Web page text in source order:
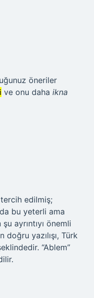
öneriler
ve onu daha ikna
edilmiş;
bu yeterli ama
ayrıntıyı önemli
yazılışı, Türk
“Ablem”